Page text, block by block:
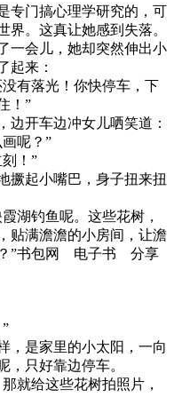
门搞心理学研究的，可
界。这真让她感到失落。
会儿，她却突然伸出小
起来：
有落光！你快停车，下
！”
开车边冲女儿哂笑道：
呢？”
！”
起小嘴巴，身子扭来扭
钓鱼呢。这些花树，
贴满澹澹的小房间，让澹
？”书包网 电子书 分享
是家里的小太阳，一向
，只好靠边停车。
给这些花树拍照片，